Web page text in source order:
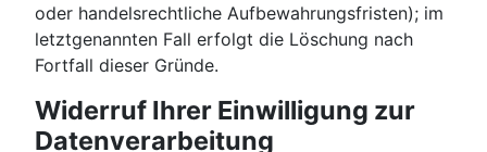
oder handelsrechtliche Aufbewahrungsfristen); im
letztgenannten Fall erfolgt die Löschung nach
Fortfall dieser Gründe.
Widerruf Ihrer Einwilligung zur
Datenverarbeitung